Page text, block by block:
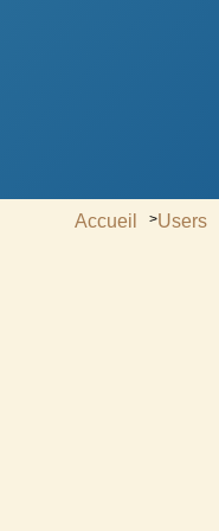
Accueil >Users